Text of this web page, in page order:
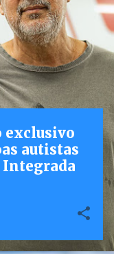
exclusivo
autistas
Integrada